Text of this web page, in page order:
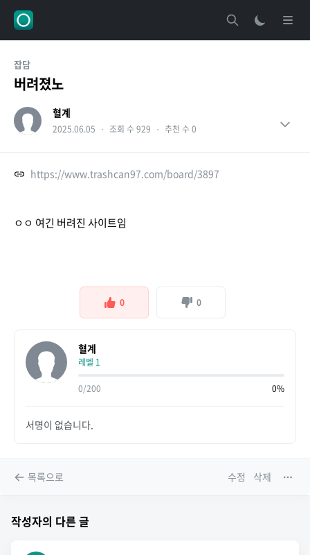
잡담
버려졌노
혈계
2025.06.05 ・ 조회 수 929 ・ 추천 수 0
https://www.trashcan97.com/board/3897
ㅇㅇ 여긴 버려진 사이트임
0 0
혈계
레벨 1
0/200 0%
서명이 없습니다.
목록으로 수정 삭제
작성자의 다른 글